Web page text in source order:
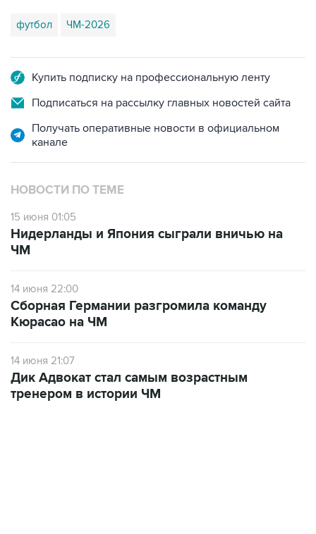
футбол ЧМ-2026
Купить подписку на профессиональную ленту
Подписаться на рассылку главных новостей сайта
Получать оперативные новости в официальном
канале
НОВОСТИ ПО ТЕМЕ
15 июня 01:05
Нидерланды и Япония сыграли вничью на
ЧМ
14 июня 22:00
Сборная Германии разгромила команду
Кюрасао на ЧМ
14 июня 21:07
Дик Адвокат стал самым возрастным
тренером в истории ЧМ